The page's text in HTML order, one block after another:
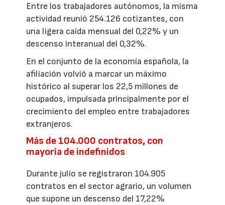
Entre los trabajadores autónomos, la misma
actividad reunió 254.126 cotizantes, con
una ligera caída mensual del 0,22% y un
descenso interanual del 0,32%.
En el conjunto de la economía española, la
afiliación volvió a marcar un máximo
histórico al superar los 22,5 millones de
ocupados, impulsada principalmente por el
crecimiento del empleo entre trabajadores
extranjeros.
Más de 104.000 contratos, con
mayoría de indefinidos
Durante julio se registraron 104.905
contratos en el sector agrario, un volumen
que supone un descenso del 17,22%